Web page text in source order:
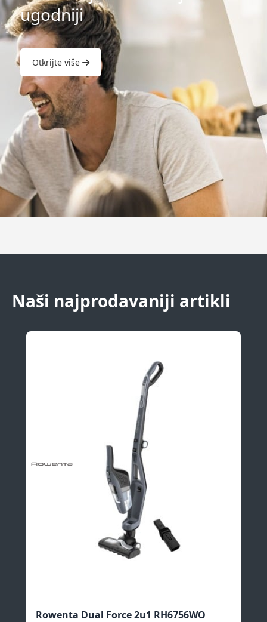
ugodniji
Otkrijte više
Naši najprodavaniji artikli
Rowenta Dual Force 2u1 RH6756WO